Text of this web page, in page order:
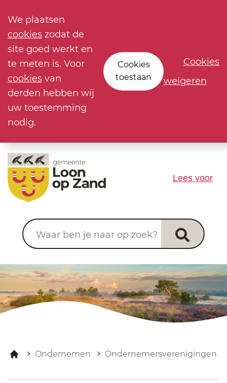
We plaatsen
cookies zodat de
site goed werkt en
te meten is. Voor
cookies van
derden hebben wij
uw toestemming
nodig.
Cookies
toestaan
Cookies
weigeren
Waar ben je naar op zoek?
Lees voor
Ondernemen Ondernemersverenigingen